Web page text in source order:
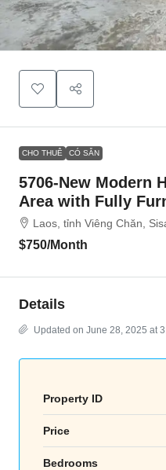
CHO THUÊ CÓ SẴN
5706-New Modern
Area with Fully
Laos, tỉnh Viêng Chăn,
$750/Month
Details
Updated on June 28, 2025 at
Property ID
Price
Bedrooms